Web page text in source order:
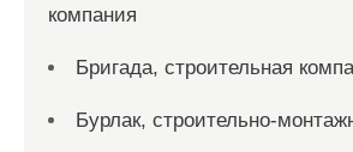
компания
Бригада, строительная
Бурлак, строительно-